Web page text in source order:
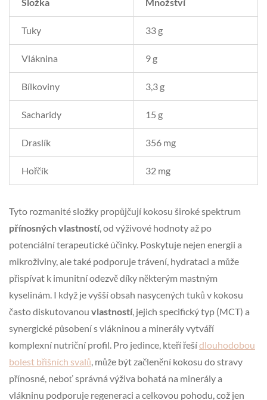
Tuky 33 g
Vláknina 9 g
Bílkoviny 3,3 g
Sacharidy 15 g
Draslík 356 mg
Hořčík 32 mg
Tyto rozmanité složky propůjčují kokosu široké spektrum
přínosných vlastností, od výživové hodnoty až po
potenciální terapeutické účinky. Poskytuje nejen energii a
mikroživiny, ale také podporuje trávení, hydrataci a může
přispívat k imunitní odezvě díky některým mastným
kyselinám. I když je vyšší obsah nasycených tuků v kokosu
často diskutovanou vlastností, jejich specifický typ (MCT) a
synergické působení s vlákninou a minerály vytváří
komplexní nutriční profil. Pro jedince, kteří řešídlouhodobou
bolest břišních svalů, může být začlenění kokosu do stravy
přínosné, neboť správná výživa bohatá na minerály a
vlákninu podporuje regeneraci a celkovou pohodu, což jen